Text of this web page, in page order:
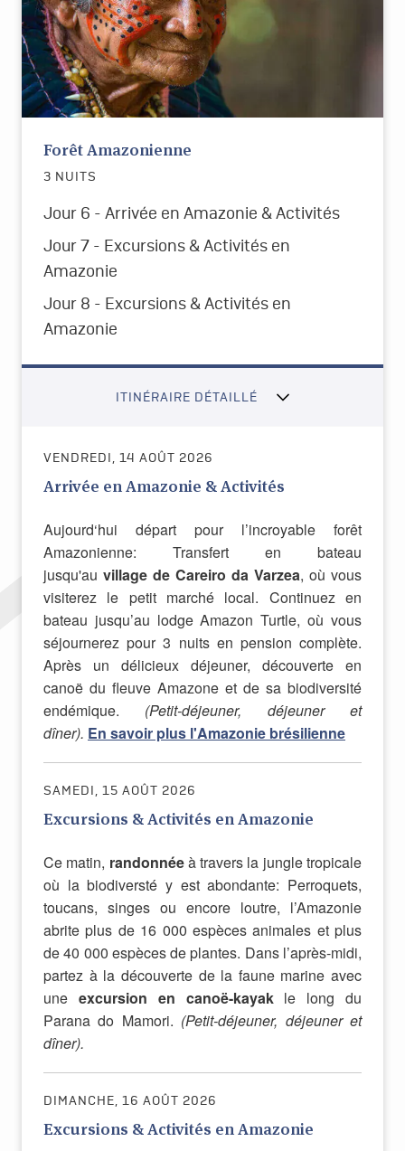
Forêt Amazonienne
3 NUITS
Jour 6 - Arrivée en Amazonie & Activités
Jour 7 - Excursions & Activités en
Amazonie
Jour 8 - Excursions & Activités en
Amazonie
ITINÉRAIRE DÉTAILLÉ
VENDREDI, 14 AOÛT 2026
Arrivée en Amazonie & Activités
Aujourd‘hui départ pour l’incroyable forêt
Amazonienne: Transfert en bateau
jusqu'au village de Careiro da Varzea, où vous
visiterez le petit marché local. Continuez en
bateau jusqu’au lodge Amazon Turtle, où vous
séjournerez pour 3 nuits en pension complète.
Après un délicieux déjeuner, découverte en
canoë du fleuve Amazone et de sa biodiversité
endémique. (Petit-déjeuner, déjeuner et
dîner). En savoir plus l'Amazonie brésilienne
SAMEDI, 15 AOÛT 2026
Excursions & Activités en Amazonie
Ce matin, randonnéeà travers la jungle tropicale
où la biodiversté y est abondante: Perroquets,
toucans, singes ou encore loutre, l’Amazonie
abrite plus de 16 000 espèces animales et plus
de 40 000 espèces de plantes. Dans l’après-midi,
partez à la découverte de la faune marine avec
une excursion en canoë-kayakle long du
Parana do Mamori. (Petit-déjeuner, déjeuner et
dîner).
DIMANCHE, 16 AOÛT 2026
Excursions & Activités en Amazonie